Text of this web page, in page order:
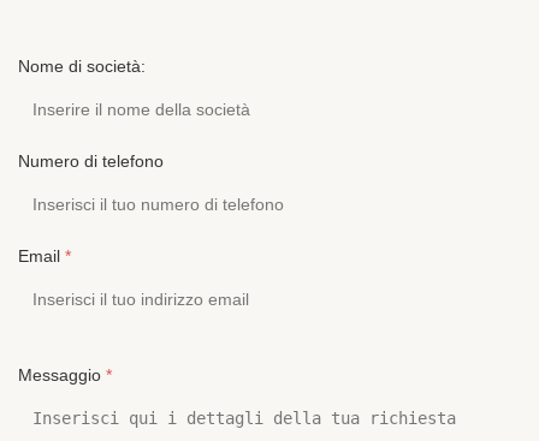
Nome di società:
Numero di telefono
Email *
Messaggio *